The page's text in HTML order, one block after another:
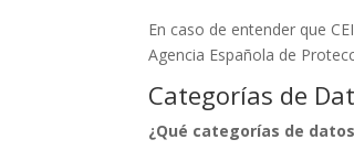
En caso de entender que
Agencia Española de
Categorías de
¿Qué categorías de